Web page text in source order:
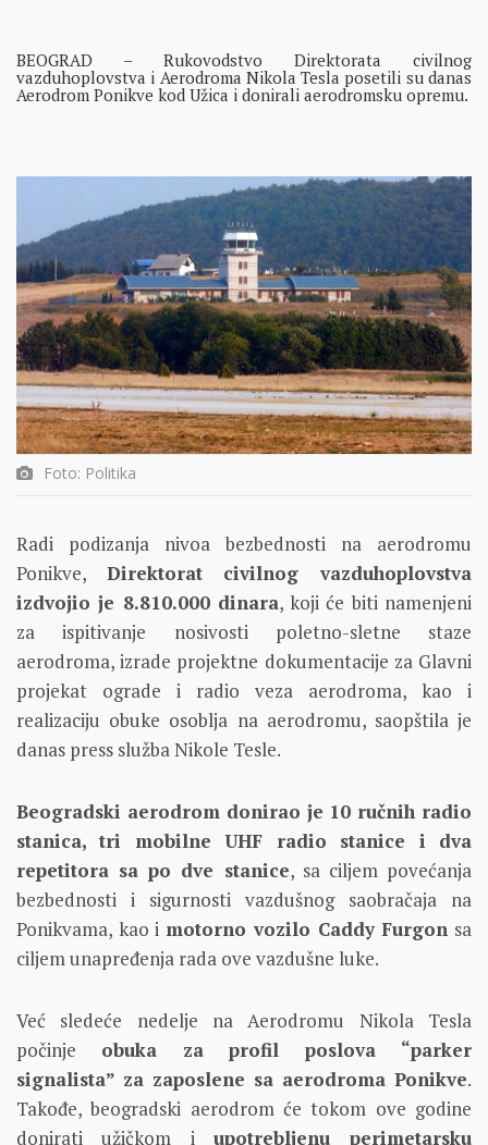
BEOGRAD – Rukovodstvo Direktorata civilnog
vazduhoplovstva i Aerodroma Nikola Tesla posetili su danas
Aerodrom Ponikve kod Užica i donirali aerodromsku opremu.
Foto: Politika
Radi podizanja nivoa bezbednosti na aerodromu
Ponikve, Direktorat civilnog vazduhoplovstva
izdvojio je 8.810.000 dinara, koji će biti namenjeni
za ispitivanje nosivosti poletno-sletne staze
aerodroma, izrade projektne dokumentacije za Glavni
projekat ograde i radio veza aerodroma, kao i
realizaciju obuke osoblja na aerodromu, saopštila je
danas press služba Nikole Tesle.
Beogradski aerodrom donirao je 10 ručnih radio
stanica, tri mobilne UHF radio stanice i dva
repetitora sa po dve stanice, sa ciljem povećanja
bezbednosti i sigurnosti vazdušnog saobračaja na
Ponikvama, kao i motorno vozilo Caddy Furgon sa
ciljem unapređenja rada ove vazdušne luke.
Već sledeće nedelje na Aerodromu Nikola Tesla
počinje obuka za profil poslova “parker
signalista” za zaposlene sa aerodroma Ponikve.
Takođe, beogradski aerodrom će tokom ove godine
donirati užičkom i upotrebljenu perimetarsku